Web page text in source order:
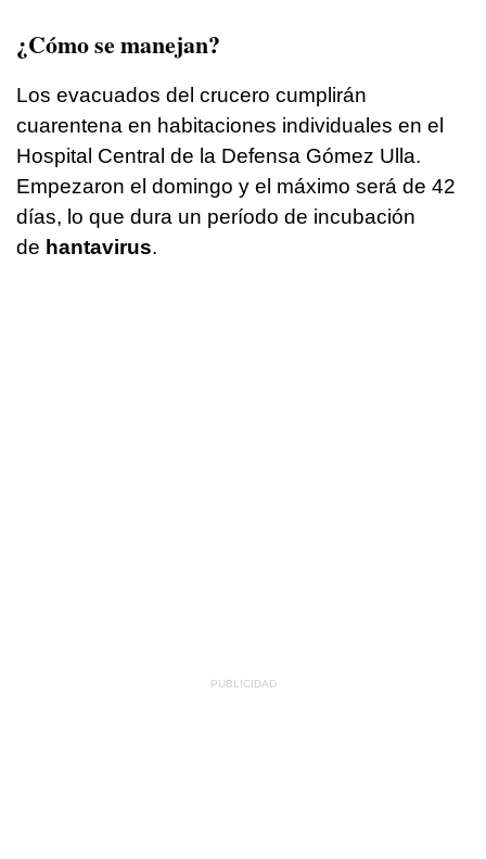
¿Cómo se manejan?
Los evacuados del crucero cumplirán
cuarentena en habitaciones individuales en el
Hospital Central de la Defensa Gómez Ulla.
Empezaron el domingo y el máximo será de 42
días, lo que dura un período de incubación
de hantavirus.